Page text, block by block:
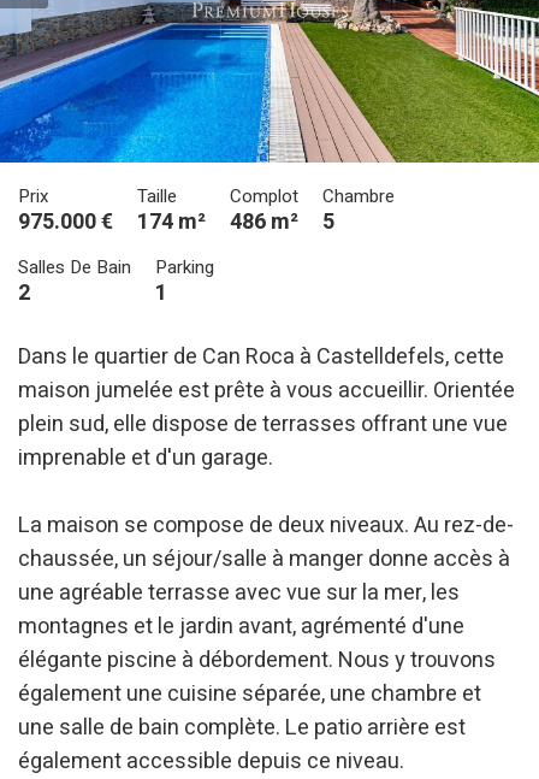
Prix
975.000 €
Taille
174 m²
Complot
486 m²
Chambre
5
Salles De Bain
2
Parking
1
Dans le quartier de Can Roca à Castelldefels, cette
maison jumelée est prête à vous accueillir. Orientée
plein sud, elle dispose de terrasses offrant une vue
imprenable et d'un garage.
La maison se compose de deux niveaux. Au rez-de-
chaussée, un séjour/salle à manger donne accès à
une agréable terrasse avec vue sur la mer, les
montagnes et le jardin avant, agrémenté d'une
élégante piscine à débordement. Nous y trouvons
également une cuisine séparée, une chambre et
une salle de bain complète. Le patio arrière est
également accessible depuis ce niveau.